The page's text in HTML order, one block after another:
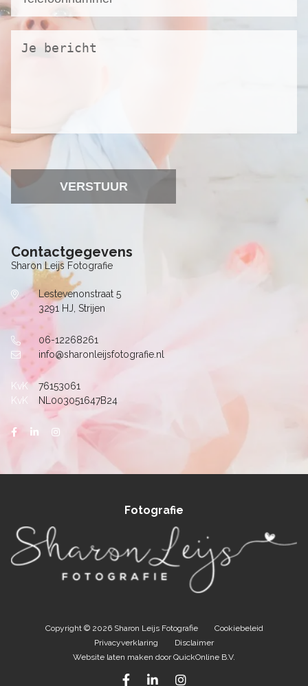
Contactgegevens
Sharon Leijs Fotografie
Lestevenonstraat 5
3291 HJ, Strijen
06-12268261
info@sharonleijsfotografie.nl
KvK
76153061
KvK
NL003051647B24
Fotografie
Copyright © 2026 Sharon Leijs Fotografie
Cookiebeleid
Privacyverklaring
Disclaimer
Website laten maken doorQuickOnline B.V.